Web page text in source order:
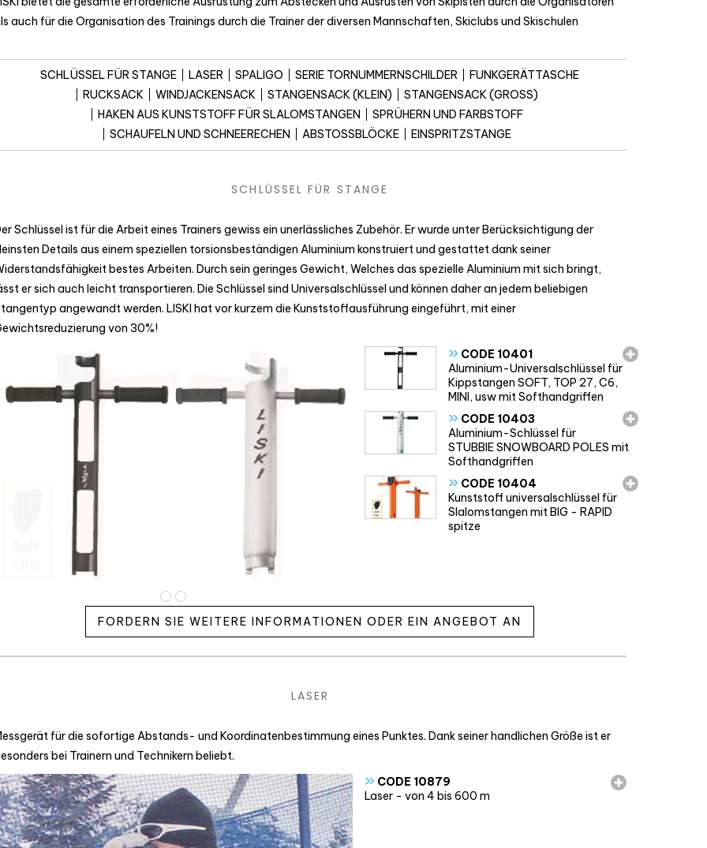
auch für die Organisation des Trainings durch die Trainer der diversen Mannschaften, Skiclubs und Skischulen
SCHLÜSSEL FÜR STANGE LASER SPALIGO SERIE TORNUMMERNSCHILDER
FUNKGERÄTTASCHE
RUCKSACK
WINDJACKENSACK STANGENSACK (KLEIN)
STANGENSACK (GROSS)
HAKEN AUS KUNSTSTOFF FÜR SLALOMSTANGEN
SPRÜHERN UND FARBSTOFF
SCHAUFELN UND SCHNEERECHEN
ABSTOSSBLÖCKE EINSPRITZSTANGE
SCHLÜSSEL FÜR STANGE
Schlüssel ist für die Arbeit eines Trainers gewiss ein unerlässliches Zubehör. Er wurde unter Berücksichtigung der
Details aus einem speziellen torsionsbeständigen Aluminium konstruiert und gestattet dank seiner
bestes Arbeiten. Durch sein geringes Gewicht, Welches das spezielle Aluminium mit sich bringt,
er sich auch leicht transportieren. Die Schlüssel sind Universalschlüssel und können daher an jedem beliebigen
angewandt werden. LISKI hat vor kurzem die Kunststoffausführung eingeführt, mit einer
von 30%!
»CODE 10401
Aluminium-Universalschlüssel für
Kippstangen SOFT, TOP 27, C6,
MINI, usw mit Softhandgriffen
»CODE 10403
Aluminium-Schlüssel für
STUBBIE SNOWBOARD POLES mit
Softhandgriffen
»CODE 10404
Kunststoff universalschlüssel für
Slalomstangen mit BIG - RAPID
spitze
FORDERN SIE WEITERE INFORMATIONEN ODER EIN ANGEBOT AN
LASER
für die sofortige Abstands- und Koordinatenbestimmung eines Punktes. Dank seiner handlichen Größe ist er
bei Trainern und Technikern beliebt.
» CODE 10879
Laser - von 4 bis 600 m